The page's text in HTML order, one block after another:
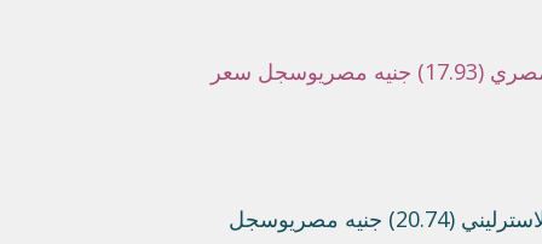
مصري وسجل سعر
جنيه مصري وسجل